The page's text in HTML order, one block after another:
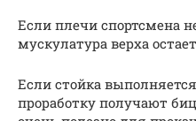
Если плечи спортсмена
мускулатура верха
Если стойка
проработку получают